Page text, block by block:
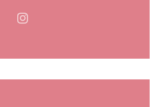
((apre una nuova
Instagram ((apre una